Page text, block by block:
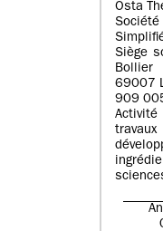
Osta
Siège
Bollier
69007
909